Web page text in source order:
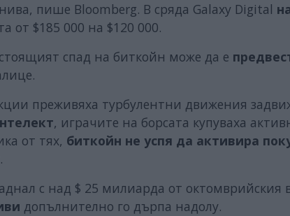
пише Bloomberg. В сряда Galaxy Digital
от $185 000 на $120 000.
спад на биткойн може да е
преживяха турбулентни движения
, играчите на борсата купуваха
от тях, биткойн не успя да активира
с над $ 25 милиарда от октомврийския
допълнително го дърпа надолу.